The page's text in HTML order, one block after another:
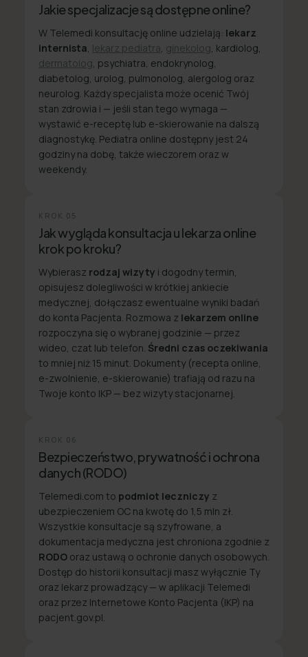
Jakie specjalizacje są dostępne online?
W Telemedi konsultację online udzielają: lekarz
internista lekarz pediatra ginekolog , kardiolog,
dermatolog , psychiatra, endokrynolog,
diabetolog, urolog, pulmonolog, alergolog oraz
neurolog. Każdy specjalista może ocenić Twój
stan zdrowia i — jeśli stan tego wymaga —
wystawić e-receptę lub e-skierowanie na dalszą
diagnostykę. Pediatra online dostępny jest 24
godziny na dobę, także wieczorem oraz w
weekendy.
KROK 05
Jak wygląda konsultacja u lekarza online
krok po kroku?
Wybierasz rodzaj wizyty i dogodny termin,
opisujesz dolegliwości w krótkiej ankiecie
medycznej, dołączasz ewentualne wyniki badań
do konta Pacjenta. Rozmowa z lekarzem online
rozpoczyna się o wybranej godzinie — przez
wideo, czat lub telefon. Średni czas oczekiwania
to mniej niż 15 minut. Dokumenty (recepta online,
e-zwolnienie, e-skierowanie) trafiają od razu na
Twoje konto IKP — bez wizyty stacjonarnej.
KROK 06
Bezpieczeństwo, prywatność i ochrona
danych (RODO)
Telemedi.com to podmiot leczniczy z
ubezpieczeniem OC na kwotę do 1,5 mln zł.
Wszystkie konsultacje są szyfrowane, a
dokumentacja medyczna jest chroniona zgodnie z
RODO oraz ustawą o ochronie danych osobowych.
Dostęp do historii konsultacji masz wyłącznie Ty
oraz lekarz prowadzący — w aplikacji Telemedi
oraz przez Internetowe Konto Pacjenta (IKP) na
pacjent.gov.pl.